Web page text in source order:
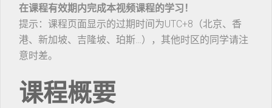
在课程有效期内完成本视频课程的学习！
提示：课程页面显示的过期时间为UTC+8（北京、香
港、新加坡、吉隆坡、珀斯…），其他时区的同学请注
意时差。
课程概要